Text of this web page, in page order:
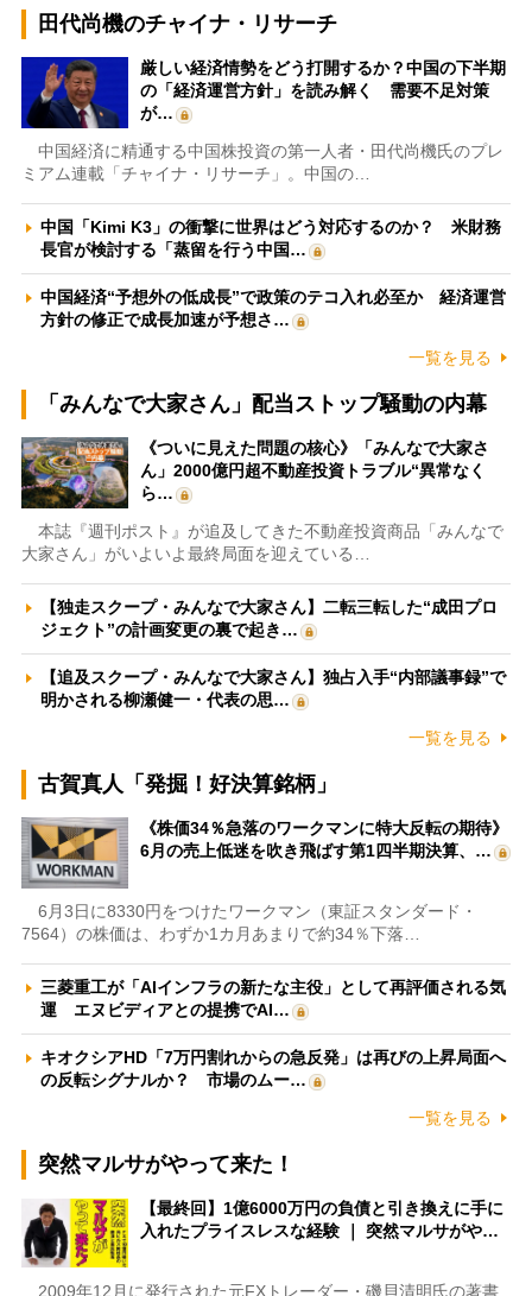
田代尚機のチャイナ・リサーチ
厳しい経済情勢をどう打開するか？中国の下半期
の「経済運営方針」を読み解く 需要不足対策
が…
中国経済に精通する中国株投資の第一人者・田代尚機氏のプレ
ミアム連載「チャイナ・リサーチ」。中国の…
中国「Kimi K3」の衝撃に世界はどう対応するのか？ 米財務
長官が検討する「蒸留を行う中国…
中国経済“予想外の低成長”で政策のテコ入れ必至か 経済運営
方針の修正で成長加速が予想さ…
一覧を見る
「みんなで大家さん」配当ストップ騒動の内幕
《ついに見えた問題の核心》「みんなで大家さ
ん」2000億円超不動産投資トラブル“異常なく
ら…
本誌『週刊ポスト』が追及してきた不動産投資商品「みんなで
大家さん」がいよいよ最終局面を迎えている…
【独走スクープ・みんなで大家さん】二転三転した“成田プロ
ジェクト”の計画変更の裏で起き…
【追及スクープ・みんなで大家さん】独占入手“内部議事録”で
明かされる柳瀬健一・代表の思…
一覧を見る
古賀真人「発掘！好決算銘柄」
《株価34％急落のワークマンに特大反転の期待》
6月の売上低迷を吹き飛ばす第1四半期決算、…
6月3日に8330円をつけたワークマン（東証スタンダード・
7564）の株価は、わずか1カ月あまりで約34％下落…
三菱重工が「AIインフラの新たな主役」として再評価される気
運 エヌビディアとの提携でAI…
キオクシアHD「7万円割れからの急反発」は再びの上昇局面へ
の反転シグナルか？ 市場のムー…
一覧を見る
突然マルサがやって来た！
【最終回】1億6000万円の負債と引き換えに手に
入れたプライスレスな経験 ｜ 突然マルサがや…
2009年12月に発行された元FXトレーダー・磯貝清明氏の著書